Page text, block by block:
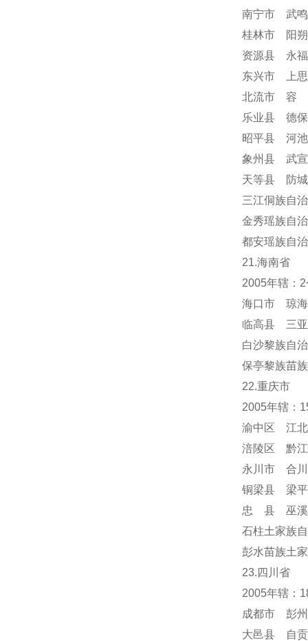
南宁市 武
桂林市 阳
资源县 永
东兴市 上
北流市 容
乐业县 德
昭平县 河
象州县 武
天等县 防
三江侗族自
金秀瑶族自
都安瑶族自
21.海南省
2005年辖：
海口市 琼
临高县 三
白沙黎族自
保亭黎族苗
22.重庆市
2005年辖
渝中区 江
涪陵区 黔
永川市 合
铜梁县 梁
忠 县 巫溪
石柱土家族
彭水苗族土
23.四川省
2005年辖：
成都市 彭
大邑县 自